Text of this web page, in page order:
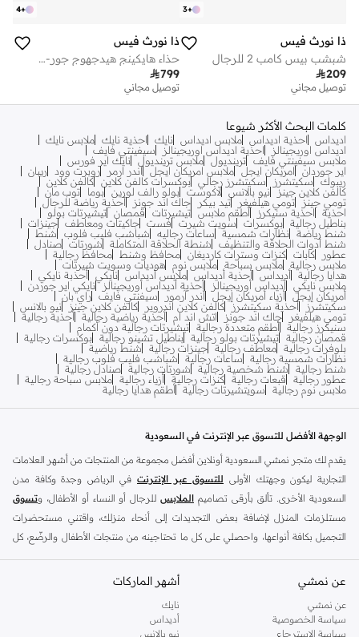
+
3
ذا نورث فيس
شبشب بيس كامب 2 للرجال
209
توصيل مجاني
+
4
ذا نورث فيس
حذاء هايكينج هيدجهوج جور-تكس للرجال
799
توصيل مجاني
كلمات البحث الأكثر شيوعا
اديداس احذية اديداس ملابس اديداس نايك احذية نايك ملابس نايك
اديداس اوريجينالز
احذية اديداس اوريجينالز
سيفينتي فايف
ملابس سيفينتي فايف ترينديول ملابس ترينديول نايك اير فورس
اير جوردان
امريكان ايجل ملابس امريكان ايجل اندر ارمر روبرت وود
ريبان
ريبوك
سكيتشرز سكيتشرز رجالي بوكسرات كالفن كلاين كالفن كلاين
كالفن كلاين جينز نيو بالانس لاكوست بولو رالف لورين بوما
توب مان
تومي جينز تومي هيلفيغر تيد بيكر جاك اند جونز
أحذية رياضة للرجال
احذية
احذية سنيكرز أطقم ملابس تيشيرتات قمصان تيشيرتات بولو
بناطيل رجالية بوكسرات سويت شيرت فست جاكيتات ومعاطف جينزات
شنط رياضة نظارات شمسية ساعات رجاليه شباشب فليب فلوب
شنط
شنط أدوات الحلاقة والتنظيف
شنطة الحلاقة المتكاملة شورتات صنادل
عطور
كابات كنزات وسترات كارديغان محافظ وشنط محافظ رجالية
ملابس رجالية ملابس سباحة ملابس نوم هوديات وسويت شيرتات
هدايا رجالية أديداس أحذية أديداس ملابس أديداس نايكي أحذبة نايكي
ملابس نايكي أديداس أوريجينالز أحذية أديداس أوريجينالز
نايكي اير جوردن
أمريكان إيجل أزياء أمريكان إيجل أندر آرمور سيفنتي فايف راي بان
سكيتشرز
أحذية سكيتشرز كالفن كلاين اندروير كالفن كلاين جينز
نيو بالانس
تومي هيلفيغر
جاك اند جونز اتش اند ام أحذية رياضية رجالية أحذية رجالية
سنيكرز رجالية أطقم متعددة رجالية تيشيرتات رجالية دون أكمام
قمصان رجالية تيشيرتات بولو رجالية بناطيل تشينو رجالية بوكسرات رجالية
بلوفرات رجالية معاطف رجالية جينزات رجالية
شنط رياضية
نظارات شمسية رجالية
ساعات رجالية
شباشب فليب فلوب رجالية
شنط رجالية
شنط شخصية رجالية شورتات رجالية صنادل رجالية
عطور رجالية
قبعات رجالية كنزات رجالية أزياء رجالية ملابس سباحة رجالية
ملابس نوم رجالية
سويتشيرتات رجالية أطقم هدايا رجالية
الوجهة الأفضل للتسوق عبر الإنترنت في السعودية
يقدم لك متجر نمشي السعودية أونلاين أفضل مجموعة من المنتجات من أشهر العلامات
التجارية ليكون وجهتك الأولى للتسوق عبر الإنترنت في الرياض وجدة وكافة مدن
السعودية الأخرى. تألق بأرقى تصاميم الملابس للرجال أو النساء أو الأطفال، وتسوق
مستلزمات المنزل لإضافة بعض التجديدات إلى أنحاء منزلك، واقتني مستحضرات
التجميل بكافة أنواعها، واحصلي على كل ما تحتاجينه من منتجات الأطفال والرضّع، كل
أفضل العلامات التجارية في السعودية
يضم متجر نمشي السعودية أونلاين مجموعة ضخمة من المنتجات من أفضل العلامات
التجارية، بداية من الأزياء وحتى مستلزمات المنزل. ستجد لدينا كل ما ترغب به من
عن نمشي
عن نمشي
سياسة الخصوصية
سياسة الاسترجاع
أشهر الماركات
نايك
أديداس
نيو بالانس